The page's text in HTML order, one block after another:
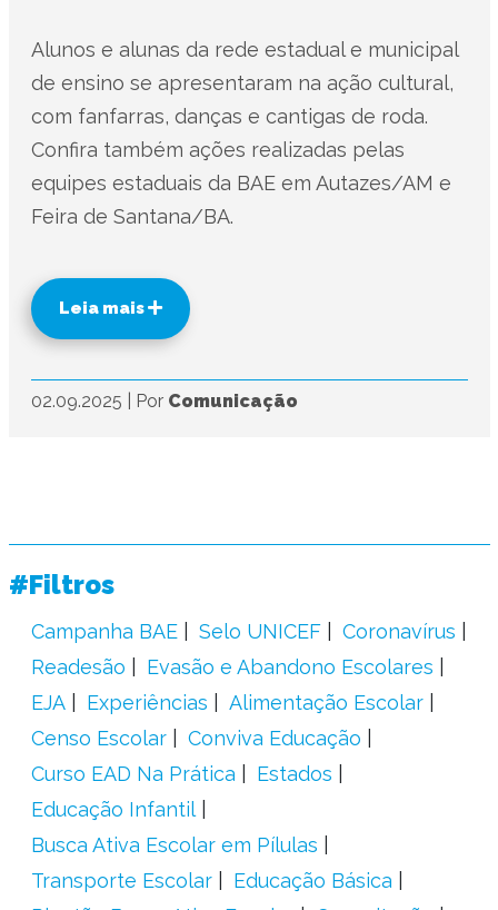
Alunos e alunas da rede estadual e municipal
de ensino se apresentaram na ação cultural,
com fanfarras, danças e cantigas de roda.
Confira também ações realizadas pelas
equipes estaduais da BAE em Autazes/AM e
Feira de Santana/BA.
Leia mais
02.09.2025 Por Comunicação
#Filtros
Campanha BAE Selo UNICEF
Coronavírus
Readesão
Evasão e Abandono Escolares
EJA
Experiências
Alimentação Escolar
Censo Escolar
Conviva Educação
Curso EAD Na Prática
Estados
Educação Infantil
Busca Ativa Escolar em Pílulas
Transporte Escolar
Educação Básica